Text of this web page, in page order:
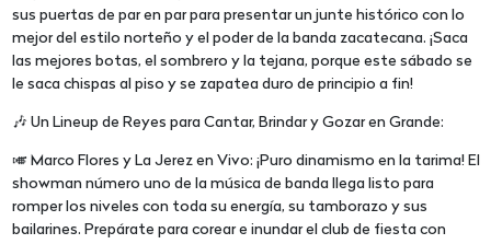
sus puertas de par en par para presentar un junte histórico con lo
mejor del estilo norteño y el poder de la banda zacatecana. ¡Saca
las mejores botas, el sombrero y la tejana, porque este sábado se
le saca chispas al piso y se zapatea duro de principio a fin!
🎶 Un Lineup de Reyes para Cantar, Brindar y Gozar en Grande:
🎺 Marco Flores y La Jerez en Vivo: ¡Puro dinamismo en la tarima! El
showman número uno de la música de banda llega listo para
romper los niveles con toda su energía, su tamborazo y sus
bailarines. Prepárate para corear e inundar el club de fiesta con